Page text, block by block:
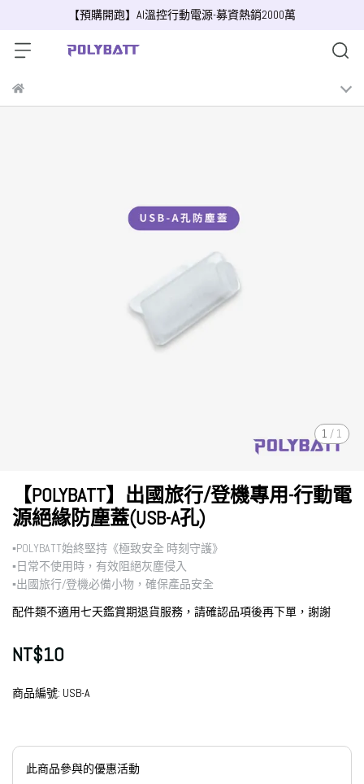
【預購開跑】AI溫控行動電源-募資熱銷2000萬
1 / 1
【POLYBATT】出國旅行/登機專用-行動電
源絕緣防塵蓋(USB-A孔)
▪︎POLYBATT始終堅持《極致安全 時刻守護》
▪︎日常不使用時，有效阻絕灰塵侵入
▪︎出國旅行/登機必備小物，確保產品安全
配件類不適用七天鑑賞期退貨服務，請確認品項後再下單，謝謝
NT$10
商品編號: USB-A
此商品參與的優惠活動